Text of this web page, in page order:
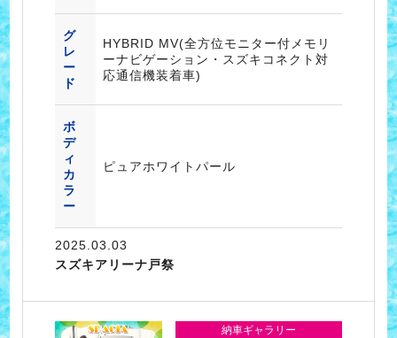
グ
レ
ー
ド
HYBRID MV(全方位モニター付メモリ
ーナビゲーション・スズキコネクト対
応通信機装着車)
ボ
デ
ィ
カ
ラ
ー
ピュアホワイトパール
2025.03.03
スズキアリーナ戸祭
納車ギャラリー